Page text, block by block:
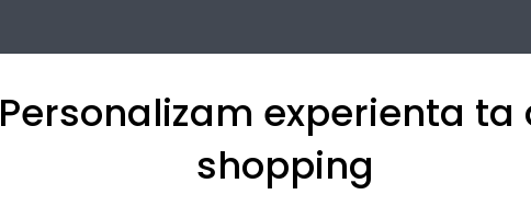
Personalizam experienta ta
shopping
Detalii tehnice Recenzii